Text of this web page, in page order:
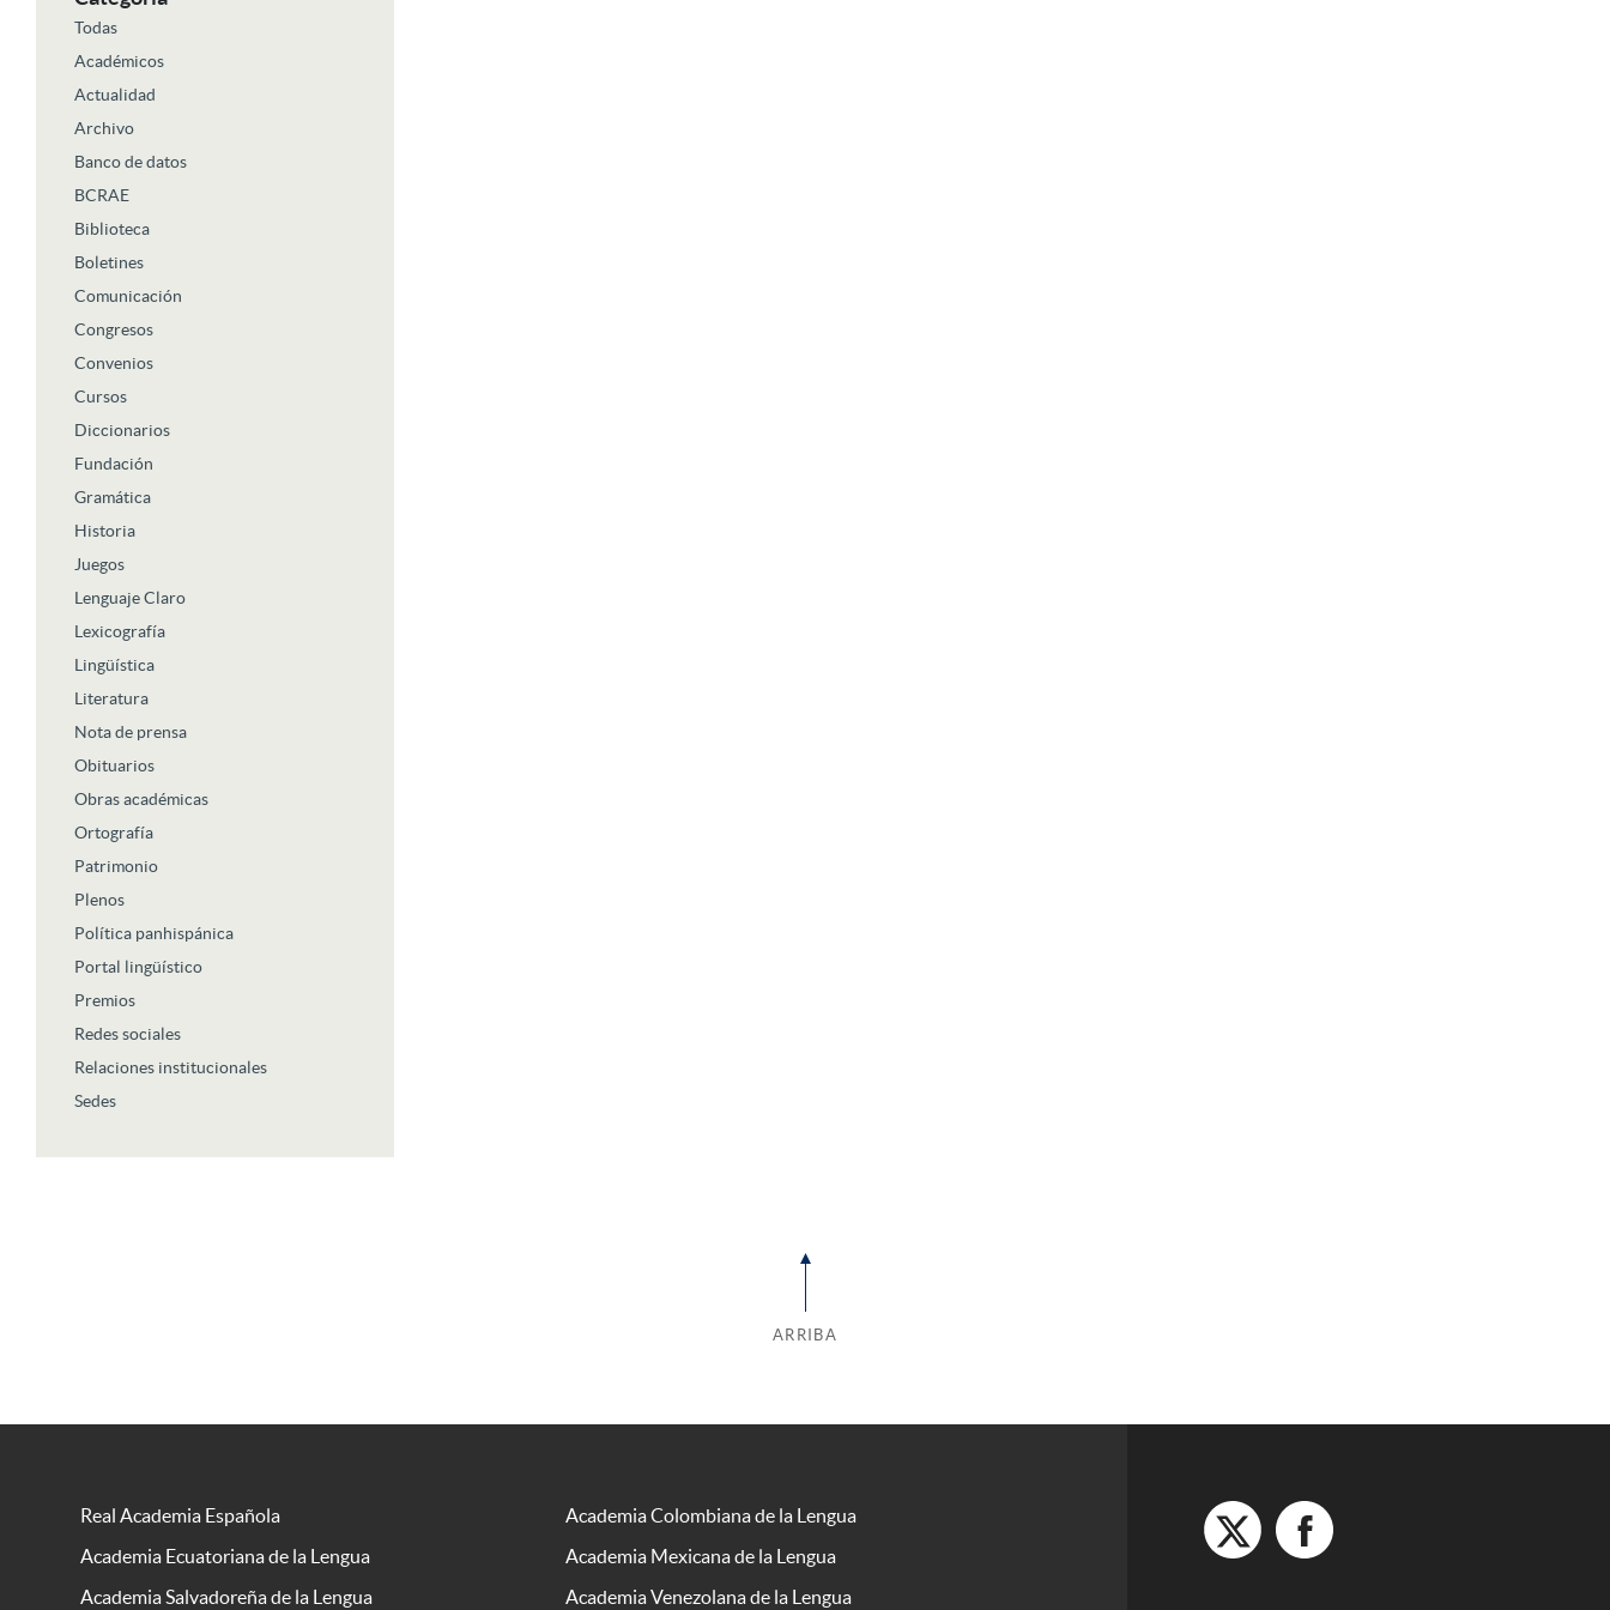
Todas
Académicos
Actualidad
Archivo
Banco de datos
BCRAE
Biblioteca
Boletines
Comunicación
Congresos
Convenios
Cursos
Diccionarios
Fundación
Gramática
Historia
Juegos
Lenguaje Claro
Lexicografía
Lingüística
Literatura
Nota de prensa
Obituarios
Obras académicas
Ortografía
Patrimonio
Plenos
Política panhispánica
Portal lingüístico
Premios
Redes sociales
Relaciones institucionales
Sedes
ARRIBA
Real Academia Española
Academia Colombiana de la Lengua
Academia Ecuatoriana de la Lengua
Academia Mexicana de la Lengua
Academia Salvadoreña de la Lengua
Academia Venezolana de la Lengua